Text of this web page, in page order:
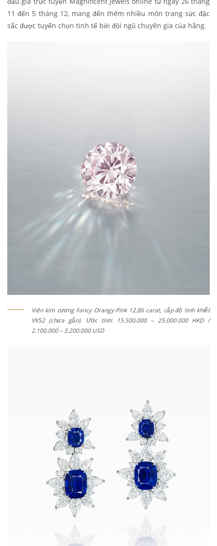
11 đến 5 tháng 12, mang đến thêm nhiều món trang sức đặc
sắc được tuyển chọn tinh tế bởi đội ngũ chuyên gia của hãng.
Viên kim cương Fancy Orangy-Pink 12,86 carat, cấp độ tinh khiết
VVS2 (chưa gắn). Ước tính: 15.500.000 – 25.000.000 HKD /
2.100.000 – 3.200.000 USD